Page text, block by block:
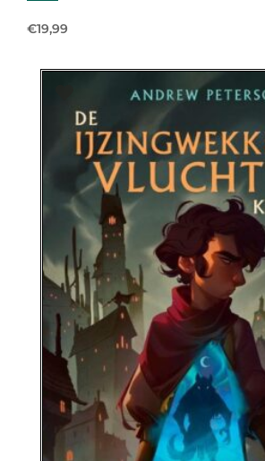
€19,99